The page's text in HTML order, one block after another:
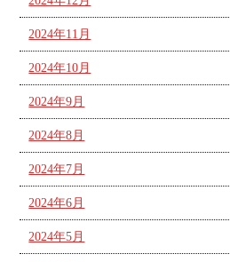
2024年11月
2024年10月
2024年9月
2024年8月
2024年7月
2024年6月
2024年5月